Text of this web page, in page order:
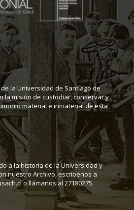
la Universidad de Santiago de
la misión de custodiar, conservar y
material e inmaterial de esta
a la historia de la Universidad y
nuestro Archivo, escríbenos a
o llámanos al 27180275.